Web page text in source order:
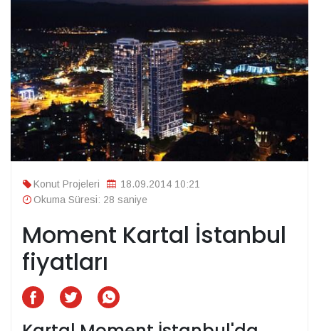
Konut Projeleri
18.09.2014 10:21
Okuma Süresi: 28 saniye
Moment Kartal İstanbul
fiyatları